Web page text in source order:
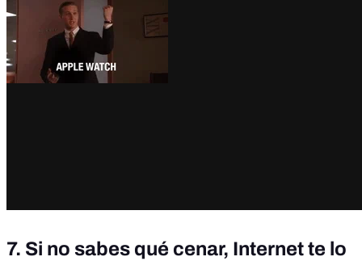
7. Si no sabes qué cenar, Internet te lo